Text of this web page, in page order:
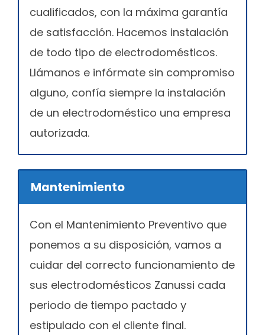
cualificados, con la máxima garantía
de satisfacción. Hacemos instalación
de todo tipo de electrodomésticos.
Llámanos e infórmate sin compromiso
alguno, confía siempre la instalación
de un electrodoméstico una empresa
autorizada.
Mantenimiento
Con el Mantenimiento Preventivo que
ponemos a su disposición, vamos a
cuidar del correcto funcionamiento de
sus electrodomésticos Zanussi cada
periodo de tiempo pactado y
estipulado con el cliente final.